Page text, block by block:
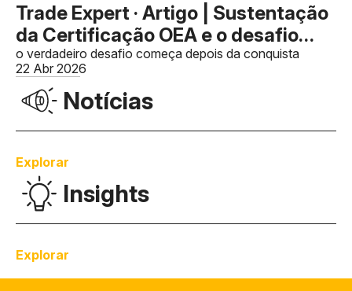
Trade Expert · Artigo | Sustentação
da Certificação OEA e o desafio
Pós-Certificação: Governança,
monitoramento contínuo e
prevenção de perda de certificação
o verdadeiro desafio começa depois da conquista
22 Abr 2026
Notícias
Explorar
Insights
Explorar